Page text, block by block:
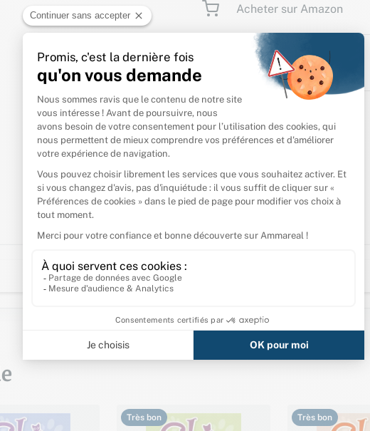
Acheter sur Amazon
Spécifications
Questions fréquentes
Connectez-vous pour laisser un avis
Très bon Très bon